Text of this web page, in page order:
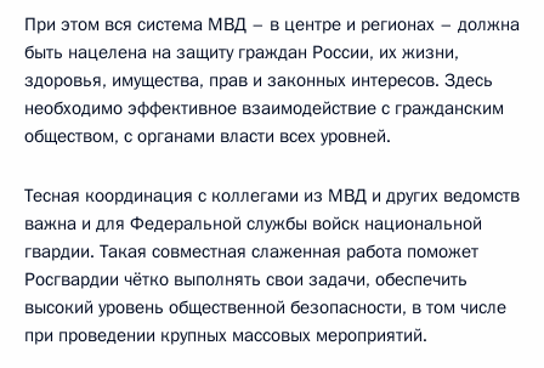
При этом вся система МВД – в центре и регионах – должна
быть нацелена на защиту граждан России, их жизни,
здоровья, имущества, прав и законных интересов. Здесь
необходимо эффективное взаимодействие с гражданским
обществом, с органами власти всех уровней.
Тесная координация с коллегами из МВД и других ведомств
важна и для Федеральной службы войск национальной
гвардии. Такая совместная слаженная работа поможет
Росгвардии чётко выполнять свои задачи, обеспечить
высокий уровень общественной безопасности, в том числе
при проведении крупных массовых мероприятий.